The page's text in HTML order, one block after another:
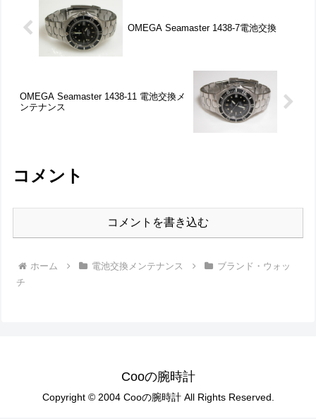
OMEGA Seamaster 1438-7電池交換
OMEGA Seamaster 1438-11 電池交換メ
ンテナンス
コメント
コメントを書き込む
ホーム 電池交換メンテナンス
ブランド・ウォッ
チ
Cooの腕時計
Copyright © 2004 Cooの腕時計 All Rights Reserved.